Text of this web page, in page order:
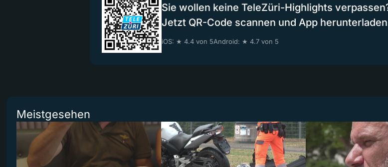
Sie wollen keine TeleZüri-Highlights
Jetzt QR-Code scannen und App
iOS: ★ 4.4 von 5Android: ★ 4.7 von 5
Meistgesehen